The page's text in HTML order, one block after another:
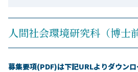
人間社会環境研究科（博士
募集要項(PDF)は下記URLよりダウン